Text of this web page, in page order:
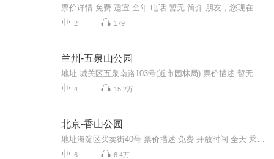
2 179
兰州-五泉山公园
4 15.2万
北京-香山公园
6 6.4万